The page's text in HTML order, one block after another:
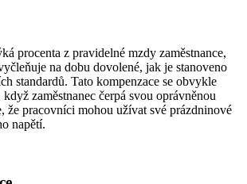
procenta z pravidelné mzdy zaměstnance,
na dobu dovolené, jak je stanoveno
standardů. Tato kompenzace se obvykle
zaměstnanec čerpá svou oprávněnou
že pracovníci mohou užívat své prázdninové
napětí.